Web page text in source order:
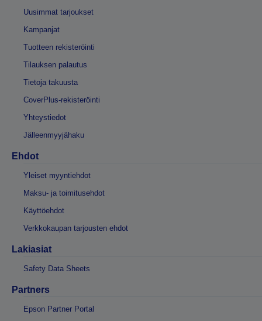
Uusimmat tarjoukset
Kampanjat
Tuotteen rekisteröinti
Tilauksen palautus
Tietoja takuusta
CoverPlus-rekisteröinti
Yhteystiedot
Jälleenmyyjähaku
Ehdot
Yleiset myyntiehdot
Maksu- ja toimitusehdot
Käyttöehdot
Verkkokaupan tarjousten ehdot
Lakiasiat
Safety Data Sheets
Partners
Epson Partner Portal